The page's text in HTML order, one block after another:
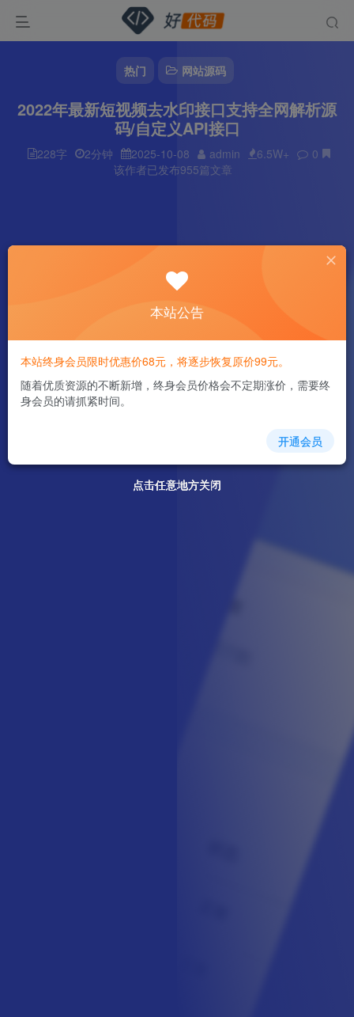
热门 网站源码
2022年最新短视频去水印接口支持全网解析源
码/自定义API接口
228字 2分钟 2025-10-08 admin 6.5W+
0
该作者已发布955篇文章
点击任意地方关闭
点击任意地方关闭
点击任意地方关闭
点击任意地方关闭
本站公告
本站终身会员限时优惠价68元，将逐步恢复原价99元。
随着优质资源的不断新增，终身会员价格会不定期涨价，需要终
身会员的请抓紧时间。
开通会员